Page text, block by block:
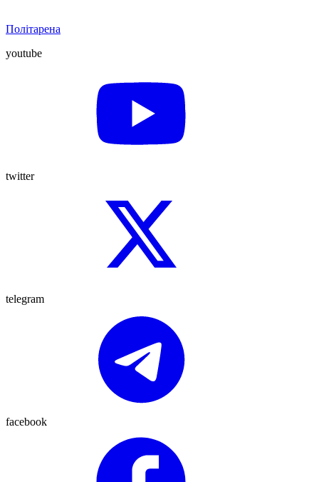
Політарена
youtube
twitter
telegram
facebook